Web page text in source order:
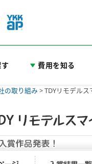
費用を知る
の取り組み >TDYリモデル